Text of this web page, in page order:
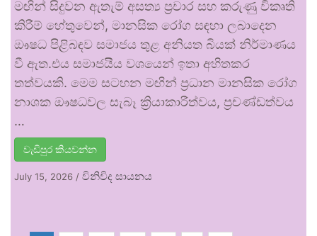
මඟින් සිදුවන ඇතැම් අසත්‍ය ප්‍රචාර සහ කරුණු විකෘති
කිරීම් හේතුවෙන්, මානසික රෝග සඳහා ලබාදෙන
ඖෂධ පිළිබඳව සමාජය තුළ අනියත බියක් නිර්මාණය
වී ඇත.එය සමාජයීය වශයෙන් ඉතා අහිතකර
තත්වයකි. මෙම සටහන මඟින් ප්‍රධාන මානසික රෝග
නාශක ඖෂධවල සැබෑ ක්‍රියාකාරීත්වය, ප්‍රචණ්ඩත්වය
…
වැඩිපුර කියවන්න
July 15, 2026 / විනිවිද සායනය